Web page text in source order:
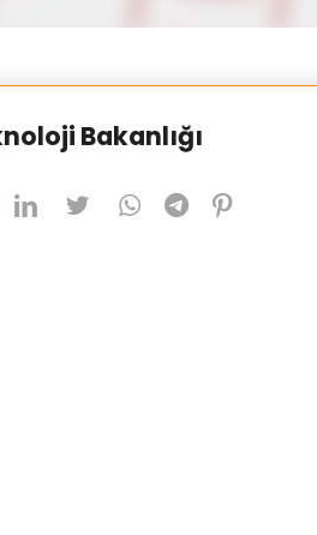
Bakanlığı